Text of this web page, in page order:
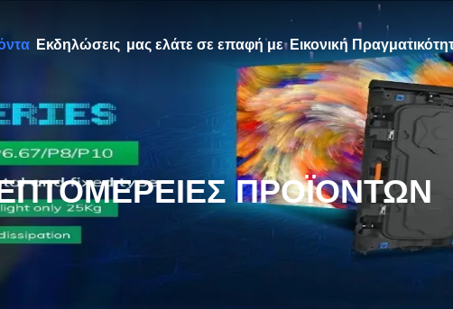
Εκδηλώσεις μας ελάτε σε επαφή με Εικονική
ΠΡΟΪΌΝΤΩΝ